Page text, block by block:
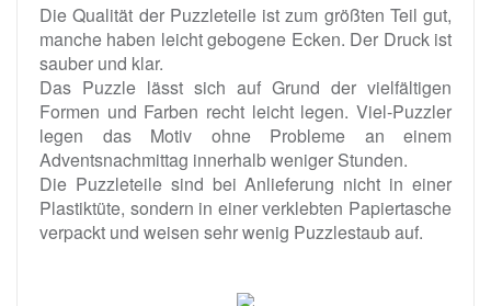
Die Qualität der Puzzleteile ist zum größten Teil gut,
manche haben leicht gebogene Ecken. Der Druck ist
sauber und klar.
Das Puzzle lässt sich auf Grund der vielfältigen
Formen und Farben recht leicht legen. Viel-Puzzler
legen das Motiv ohne Probleme an einem
Adventsnachmittag innerhalb weniger Stunden.
Die Puzzleteile sind bei Anlieferung nicht in einer
Plastiktüte, sondern in einer verklebten Papiertasche
verpackt und weisen sehr wenig Puzzlestaub auf.